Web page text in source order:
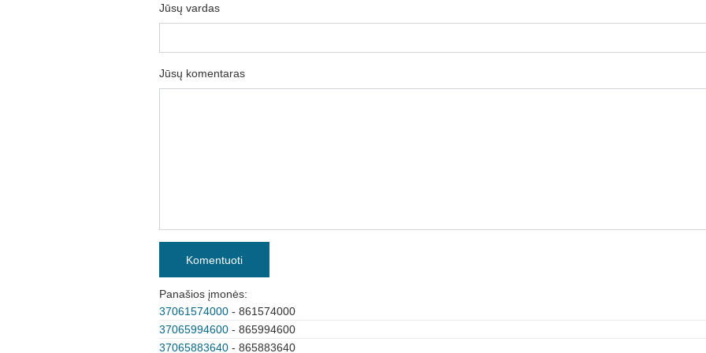
Jūsų vardas
Jūsų komentaras
Komentuoti
Panašios įmonės:
37061574000 - 861574000
37065994600 - 865994600
37065883640 - 865883640